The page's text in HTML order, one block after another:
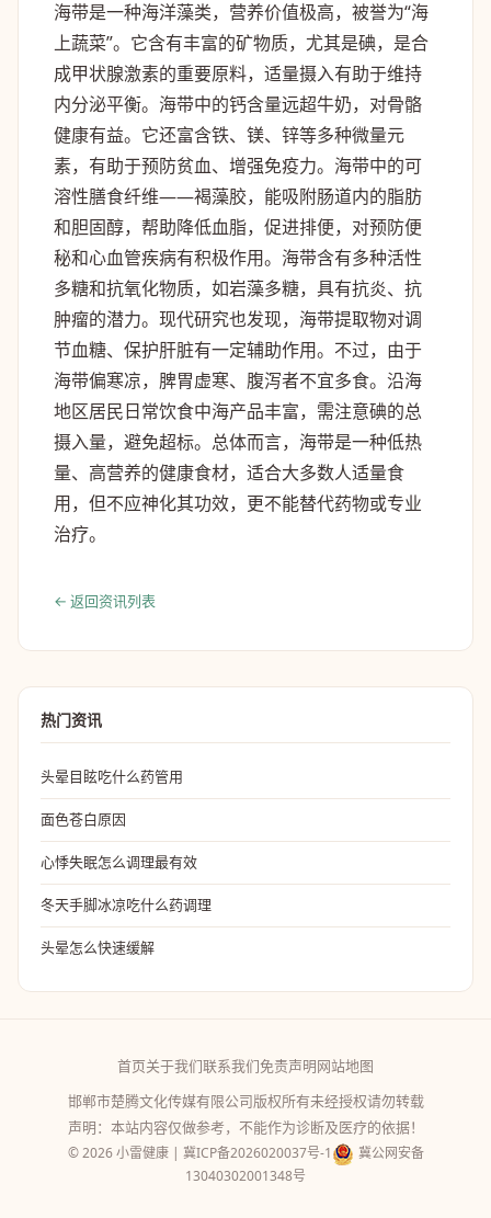
海带是一种海洋藻类，营养价值极高，被誉为“海
上蔬菜”。它含有丰富的矿物质，尤其是碘，是合
成甲状腺激素的重要原料，适量摄入有助于维持
内分泌平衡。海带中的钙含量远超牛奶，对骨骼
健康有益。它还富含铁、镁、锌等多种微量元
素，有助于预防贫血、增强免疫力。海带中的可
溶性膳食纤维——褐藻胶，能吸附肠道内的脂肪
和胆固醇，帮助降低血脂，促进排便，对预防便
秘和心血管疾病有积极作用。海带含有多种活性
多糖和抗氧化物质，如岩藻多糖，具有抗炎、抗
肿瘤的潜力。现代研究也发现，海带提取物对调
节血糖、保护肝脏有一定辅助作用。不过，由于
海带偏寒凉，脾胃虚寒、腹泻者不宜多食。沿海
地区居民日常饮食中海产品丰富，需注意碘的总
摄入量，避免超标。总体而言，海带是一种低热
量、高营养的健康食材，适合大多数人适量食
用，但不应神化其功效，更不能替代药物或专业
治疗。
← 返回资讯列表
热门资讯
头晕目眩吃什么药管用
面色苍白原因
心悸失眠怎么调理最有效
冬天手脚冰凉吃什么药调理
头晕怎么快速缓解
首页关于我们联系我们免责声明网站地图
邯郸市楚腾文化传媒有限公司版权所有未经授权请勿转载
声明：本站内容仅做参考，不能作为诊断及医疗的依据！
© 2026 小雷健康 | 冀ICP备2026020037号-1
冀公网安备
13040302001348号